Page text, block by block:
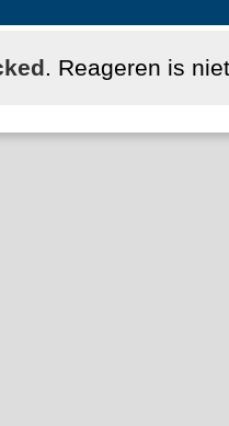
. Reageren is